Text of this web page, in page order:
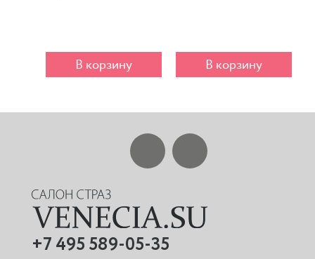
В корзину В корзину
+7 495 589-05-35